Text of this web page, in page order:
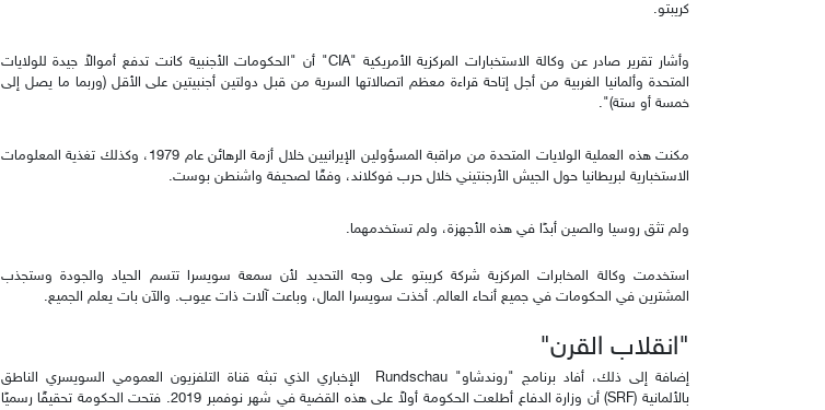
كريبتو.
وأشار تقرير صادر عن وكالة الاستخبارات المركزية الأمريكية "CIA" أن "الحكومات الأجنبية كانت تدفع أموالاً جيدة للولايات
المتحدة وألمانيا الغربية من أجل إتاحة قراءة معظم اتصالاتها السرية من قبل دولتين أجنبيتين على الأقل (وربما ما يصل إلى
خمسة أو ستة)".
مكنت هذه العملية الولايات المتحدة من مراقبة المسؤولين الإيرانيين خلال أزمة الرهائن عام 1979، وكذلك تغذية المعلومات
الاستخبارية لبريطانيا حول الجيش الأرجنتيني خلال حرب فوكلاند، وفقًا لصحيفة واشنطن بوست.
ولم تثق روسيا والصين أبدًا في هذه الأجهزة، ولم تستخدمهما.
استخدمت وكالة المخابرات المركزية شركة كريبتو على وجه التحديد لأن سمعة سويسرا تتسم الحياد والجودة وستجذب
المشترين في الحكومات في جميع أنحاء العالم. أخذت سويسرا المال، وباعت آلات ذات عيوب. والآن بات يعلم الجميع.
"انقلاب القرن"
إضافة إلى ذلك، أفاد برنامج "روندشاو" Rundschau الإخباري الذي تبثه قناة التلفزيون العمومي السويسري الناطق
بالألمانية (SRF) أن وزارة الدفاع أطلعت الحكومة أولاً على هذه القضية في شهر نوفمبر 2019. فتحت الحكومة تحقيقًا رسميًا